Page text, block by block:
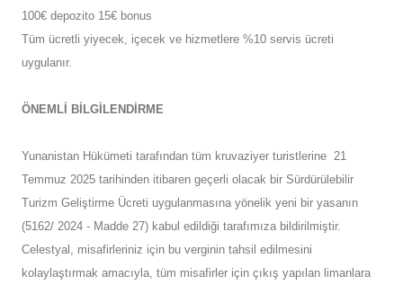
100€ depozito 15€ bonus
Tüm ücretli yiyecek, içecek ve hizmetlere %10 servis ücreti
uygulanır.
ÖNEMLİ BİLGİLENDİRME
Yunanistan Hükümeti tarafından tüm kruvaziyer turistlerine 21
Temmuz 2025 tarihinden itibaren geçerli olacak bir Sürdürülebilir
Turizm Geliştirme Ücreti uygulanmasına yönelik yeni bir yasanın
(5162/ 2024 - Madde 27) kabul edildiği tarafımıza bildirilmiştir.
Celestyal, misafirleriniz için bu verginin tahsil edilmesini
kolaylaştırmak amacıyla, tüm misafirler için çıkış yapılan limanlara